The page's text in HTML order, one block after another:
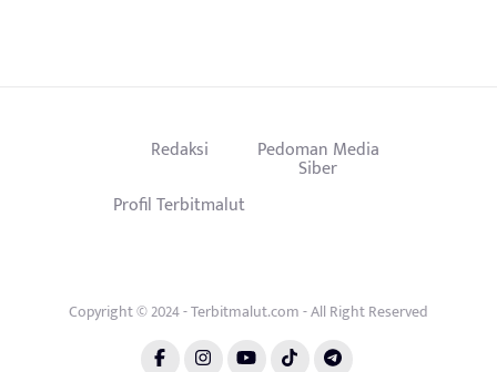
Redaksi Pedoman Media
Siber
Profil Terbitmalut
Copyright © 2024 - Terbitmalut.com - All Right Reserved